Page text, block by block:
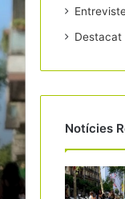
Destacat
Notícies